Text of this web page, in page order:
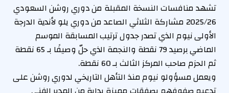
تشهد منافسات النسخة المقبلة من دوري روشن السعودي
2025/26 مشاركة الثلاثي الصاعد من دوري يلو لأندية الدرجة
الأولى نيوم الذي تصدر جدول ترتيب المسابقة الموسم
الماضي برصيد 79 نقطة والنجمة الذي حلّ وصيفًا بـ 65 نقطة
ثم الحزم صاحب المركز الثالث بـ 60 نقطة.
ويعمل مسؤولو نيوم منذ التأهل التاريخي لدوري روشن على